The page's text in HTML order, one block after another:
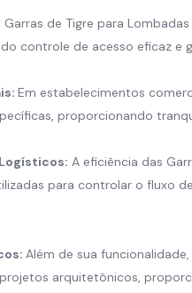
Garras de Tigre para
controle de acesso eficaz e
Em estabelecimentos
proporcionando
A eficiência das
para controlar o fluxo
Além de sua
arquitetônicos,